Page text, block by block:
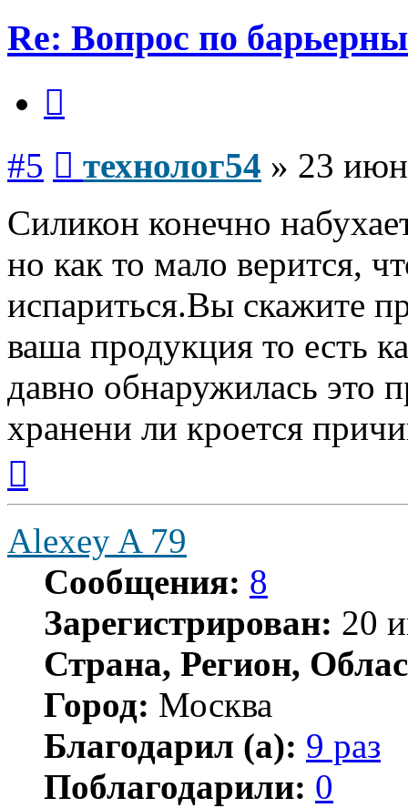
Re: Вопрос по
#5 технолог54 » 23
Силикон конечно
но как то мало верится,
испариться.Вы скажите
ваша продукция то есть
давно обнаружилась это
хранени ли кроется
началу
Alexey A 79
Сообщения: 8
Зарегистрирован: 20
Страна, Регион,
Город: Москва
Благодарил (а): 9 раз
Поблагодарили: 0